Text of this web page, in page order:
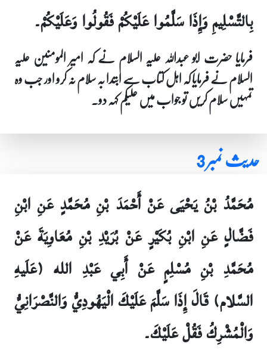
بِالتَّسْلِيمِ وَإِذَا سَلَّمُوا عَلَيْكُمْ فَقُولُوا وَعَلَيْكُمْ۔
فرمایا حضرت ابو عبداللہ علیہ السلام نے کہ امیر المومنین علیہ
السلام نے فرمایا کہ اہل کتاب سے ابتدا بہ سلام نہ کرو اور جب وہ
تمہیں سلام کریں تو جواب میں علیکم کہہ دو۔
حدیث نمبر 3
مُحَمَّدُ بْنُ يَحْيَى عَنْ أَحْمَدَ بْنِ مُحَمَّدٍ عَنِ ابْنِ
فَضَّالٍ عَنِ ابْنِ بُكَيْرٍ عَنْ بُرَيْدِ بْنِ مُعَاوِيَةَ عَنْ
مُحَمَّدِ بْنِ مُسْلِمٍ عَنْ أَبِي عَبْدِ الله (عَلَيهِ
السَّلام) قَالَ إِذَا سَلَّمَ عَلَيْكَ الْيَهُودِيُّ وَالنَّصْرَانِيُّ
وَالْمُشْرِكُ فَقُلْ عَلَيْكَ۔